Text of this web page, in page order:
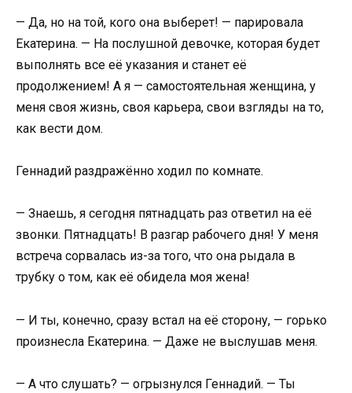
— Да, но на той, кого она выберет! — парировала
Екатерина. — На послушной девочке, которая будет
выполнять все её указания и станет её
продолжением! А я — самостоятельная женщина, у
меня своя жизнь, своя карьера, свои взгляды на то,
как вести дом.
Геннадий раздражённо ходил по комнате.
— Знаешь, я сегодня пятнадцать раз ответил на её
звонки. Пятнадцать! В разгар рабочего дня! У меня
встреча сорвалась из-за того, что она рыдала в
трубку о том, как её обидела моя жена!
— И ты, конечно, сразу встал на её сторону, — горько
произнесла Екатерина. — Даже не выслушав меня.
— А что слушать? — огрызнулся Геннадий. — Ты